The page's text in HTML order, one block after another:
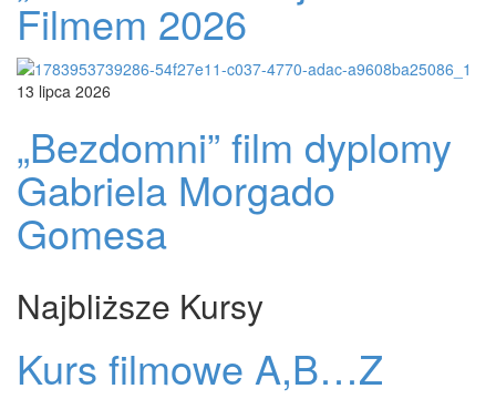
Filmem 2026
13 lipca 2026
„Bezdomni” film dyplomy
Gabriela Morgado
Gomesa
Najbliższe Kursy
Kurs filmowe A,B…Z